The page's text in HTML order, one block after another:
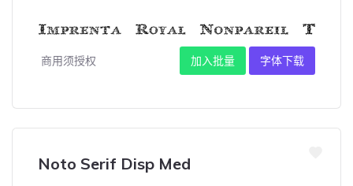
商用须授权 加入批量 字体下载
Noto Serif Disp Med